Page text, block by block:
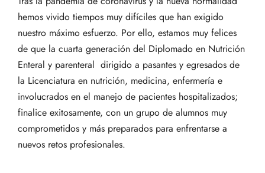
hemos vivido tiempos muy difíciles que han exigido
nuestro máximo esfuerzo. Por ello, estamos muy felices
de que la cuarta generación del Diplomado en Nutrición
Enteral y parenteral dirigido a pasantes y egresados de
la Licenciatura en nutrición, medicina, enfermería e
involucrados en el manejo de pacientes hospitalizados;
finalice exitosamente, con un grupo de alumnos muy
comprometidos y más preparados para enfrentarse a
nuevos retos profesionales.